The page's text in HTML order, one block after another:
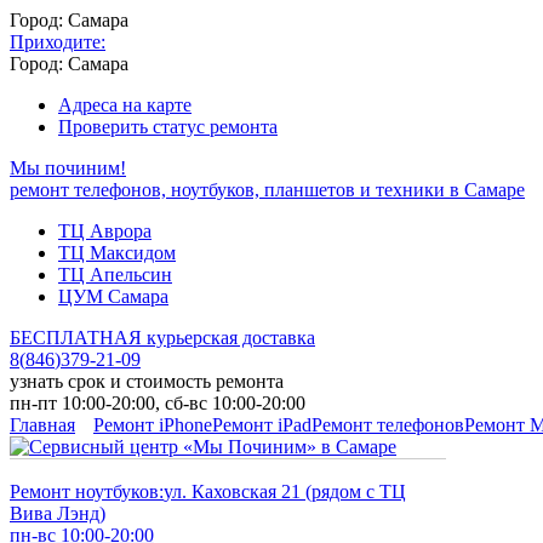
Город: Самара
Приходите:
Город: Самара
Адреса на карте
Проверить статус ремонта
Мы починим!
ремонт телефонов, ноутбуков, планшетов и техники в Самаре
ТЦ Аврора
ТЦ Максидом
ТЦ Апельсин
ЦУМ Самара
БЕСПЛАТНАЯ курьерская доставка
8(846)379-21-09
узнать срок и стоимость ремонта
пн-пт 10:00-20:00, сб-вс 10:00-20:00
Главная
Ремонт iPhoneРемонт iPadРемонт телефоновРемонт
Ремонт ноутбуков:ул. Каховская 21 (рядом с ТЦ
Вива Лэнд)
пн-вс 10:00-20:00